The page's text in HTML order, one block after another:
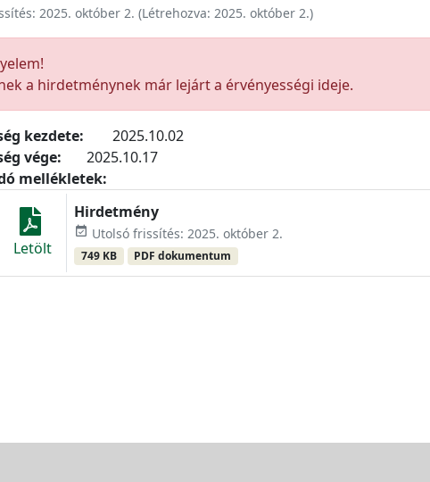
2025. október 2. (Létrehozva: 2025. október 2.)
a hirdetménynek már lejárt a érvényességi ideje.
kezdete:
2025.10.02
vége:
2025.10.17
mellékletek:
Letölt
Hirdetmény
event_available Utolsó frissítés: 2025. október 2.
749 KB PDF dokumentum